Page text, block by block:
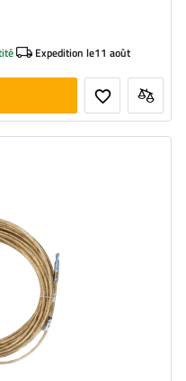
Expedition le11 août